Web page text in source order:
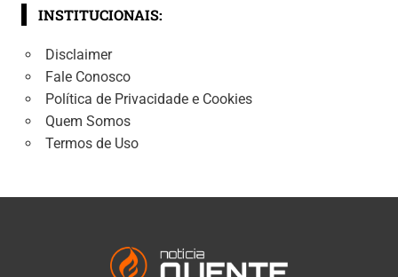
INSTITUCIONAIS:
Disclaimer
Fale Conosco
Política de Privacidade e Cookies
Quem Somos
Termos de Uso